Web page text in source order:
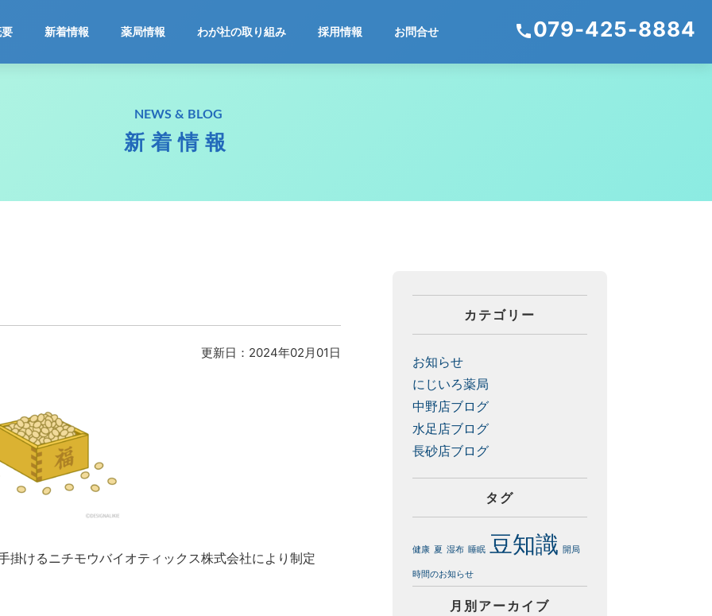
新着情報 薬局情報 わが社の取り組み 採用情報 お問合せ call079-425-8884
ホーム
新着情報
NEWS & BLOG
新着情報
更新日：2024年02月01日
掛けるニチモウバイオティックス株式会社により制定
カテゴリー
お知らせ
にじいろ薬局
中野店ブログ
水足店ブログ
長砂店ブログ
タグ
健康 夏 湿布 睡眠 豆知識 開局
時間のお知らせ
月別アーカイブ